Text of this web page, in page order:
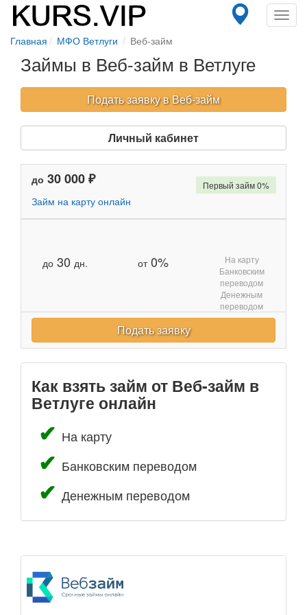
Главная МФО Ветлуги Веб-займ
Займы в Веб-займ в Ветлуге
Подать заявку в Веб-займ
Личный кабинет
до 30 000 ₽
Займ на карту онлайн
до 30 дн. от0%
Первый займ 0%
На карту
Банковским
переводом
Денежным
переводом
Подать заявку
Как взять займ от Веб-займ в
Ветлуге онлайн
На карту
Банковским переводом
Денежным переводом